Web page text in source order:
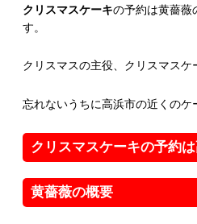
クリスマスケーキの予約は黄薔薇
す。
クリスマスの主役、クリスマス
忘れないうちに高浜市の近くのケ
クリスマスケーキの予約
黄薔薇の概要